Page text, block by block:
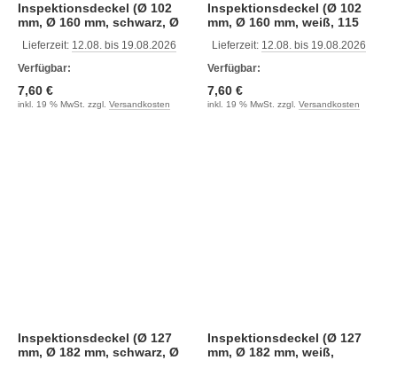
Inspektionsdeckel (Ø 102
mm, Ø 160 mm, schwarz, Ø
Lieferzeit: 12.08. bis 19.08.2026
Verfügbar:
7,60 €
inkl. 19 % MwSt. zzgl. Versandkosten
Inspektionsdeckel (Ø 102
mm, Ø 160 mm, weiß, 115
Lieferzeit: 12.08. bis 19.08.2026
Verfügbar:
7,60 €
inkl. 19 % MwSt. zzgl. Versandkosten
Inspektionsdeckel (Ø 127
mm, Ø 182 mm, schwarz, Ø
Inspektionsdeckel (Ø 127
mm, Ø 182 mm, weiß,